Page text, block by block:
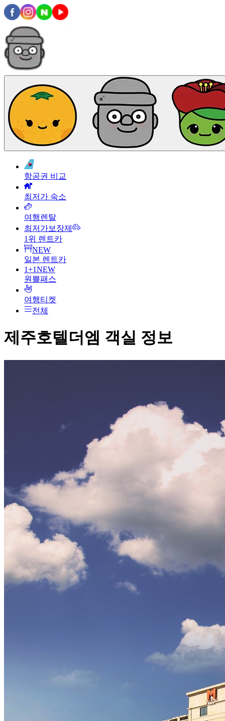
항공권 비교
최저가 숙소
여행렌탈
최저가보장제
1위 렌트카
NEW
일본 렌트카
1+1NEW
원쁠패스
여행티켓
전체
제주호텔더엠 객실 정보